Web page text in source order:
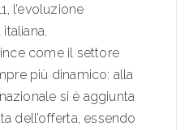
l’evoluzione
come il settore
più dinamico: alla
si è aggiunta
dell’offerta, essendo